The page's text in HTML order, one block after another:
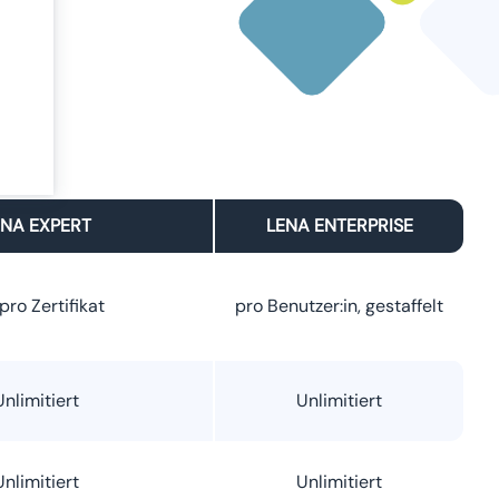
EXPERT LENA ENTERPRISE
pro Zertifikat pro Benutzer:in, gestaffelt
Unlimitiert
Unlimitiert